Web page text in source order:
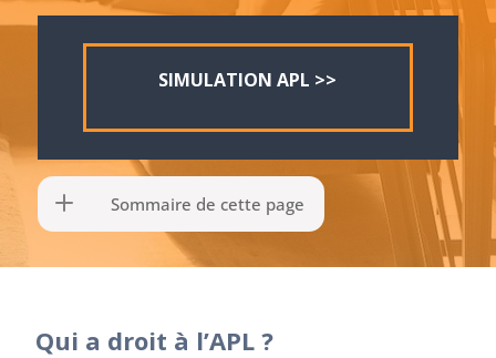
SIMULATION APL >>
Sommaire de cette page
Qui a droit à l’APL ?